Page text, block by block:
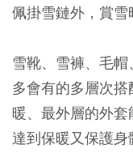
佩掛雪鏈外，賞雪
雪靴、雪褲、毛
多會有的多層次
暖、最外層的外
達到保暖又保護身